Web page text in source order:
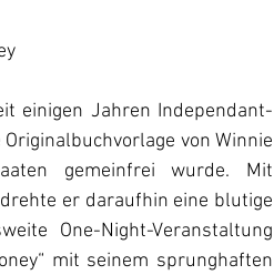
einigen Jahren Independant-
von Winnie
gemeinfrei wurde. Mit
er daraufhin eine blutige
One-Night-Veranstaltung
mit seinem sprunghaften